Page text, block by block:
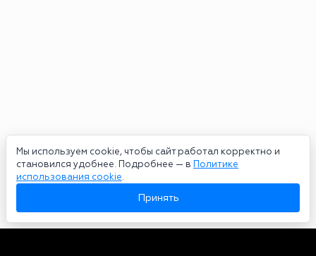
Мы используем cookie, чтобы сайт работал корректно и
становился удобнее. Подробнее — в Политике
использования cookie.
Принять